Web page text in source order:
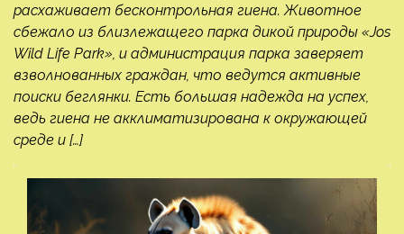
расхаживает бесконтрольная гиена. Животное
сбежало из близлежащего парка дикой природы «Jos
Wild Life Park», и администрация парка заверяет
взволнованных граждан, что ведутся активные
поиски беглянки. Есть большая надежда на успех,
ведь гиена не акклиматизирована к окружающей
среде и […]